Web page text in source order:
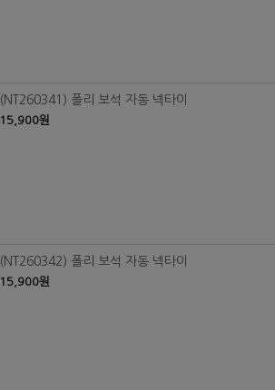
(NT260341) 폴리 보석 자동 넥타이
15,900원
(NT260342) 폴리 보석 자동 넥타이
15,900원